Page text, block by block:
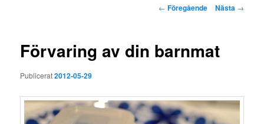
Inläggsnavigering
← Föregående Nästa →
Förvaring av din barnmat
Publicerat2012-05-29